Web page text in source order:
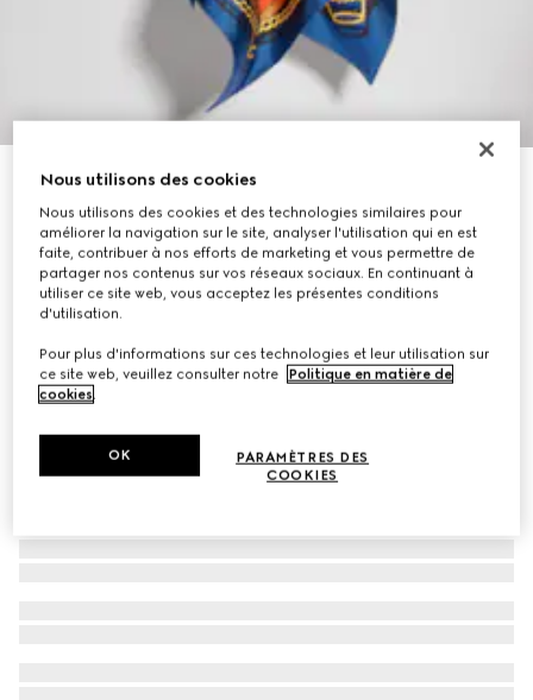
Carré en twill de soie imprimé réversible
€ 620
Déclinaisonsmulticolore
Nous utilisons des cookies
Nous utilisons des cookies et des technologies similaires pour
améliorer la navigation sur le site, analyser l'utilisation qui en est
faite, contribuer à nos efforts de marketing et vous permettre de
partager nos contenus sur vos réseaux sociaux. En continuant à
utiliser ce site web, vous acceptez les présentes conditions
d'utilisation.
Pour plus d'informations sur ces technologies et leur utilisation sur
ce site web, veuillez consulter notre
Politique en matière de
cookies.
PARAMÈTRES DES
COOKIES
OK